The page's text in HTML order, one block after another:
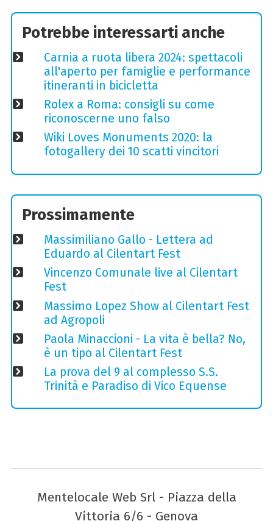
Potrebbe interessarti anche
Carnia a ruota libera 2024: spettacoli
all'aperto per famiglie e performance
itineranti in bicicletta
Rolex a Roma: consigli su come
riconoscerne uno falso
Wiki Loves Monuments 2020: la
fotogallery dei 10 scatti vincitori
Prossimamente
Massimiliano Gallo - Lettera ad
Eduardo al Cilentart Fest
Vincenzo Comunale live al Cilentart
Fest
Massimo Lopez Show al Cilentart Fest
ad Agropoli
Paola Minaccioni - La vita è bella? No,
è un tipo al Cilentart Fest
La prova del 9 al complesso S.S.
Trinità e Paradiso di Vico Equense
Mentelocale Web Srl - Piazza della
Vittoria 6/6 - Genova